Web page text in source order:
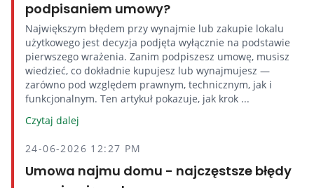
podpisaniem umowy?
Największym błędem przy wynajmie lub zakupie lokalu
użytkowego jest decyzja podjęta wyłącznie na podstawie
pierwszego wrażenia. Zanim podpiszesz umowę, musisz
wiedzieć, co dokładnie kupujesz lub wynajmujesz —
zarówno pod względem prawnym, technicznym, jak i
funkcjonalnym. Ten artykuł pokazuje, jak krok ...
Czytaj dalej
24-06-2026 12:27 PM
Umowa najmu domu - najczęstsze błędy